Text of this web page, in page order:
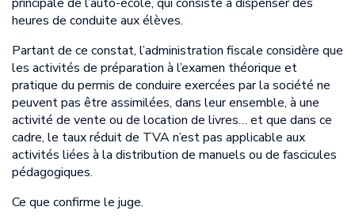
heures de conduite aux élèves.
Partant de ce constat, l’administration fiscale considère que
les activités de préparation à l’examen théorique et
pratique du permis de conduire exercées par la société ne
peuvent pas être assimilées, dans leur ensemble, à une
activité de vente ou de location de livres… et que dans ce
cadre, le taux réduit de TVA n’est pas applicable aux
activités liées à la distribution de manuels ou de fascicules
pédagogiques.
Ce que confirme le juge.